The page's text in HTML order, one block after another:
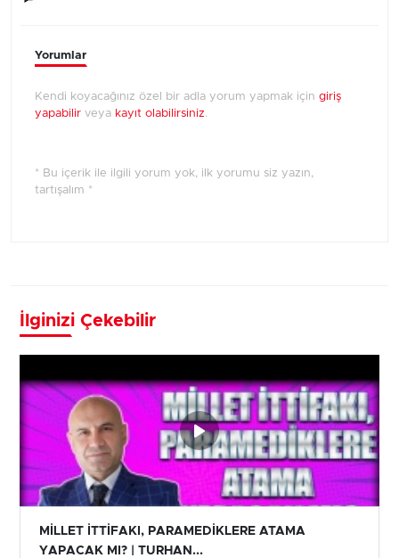
Yorumlar
Kendi koyacağınız özel bir adla yorum yapmak için giriş
yapabilir veya kayıt olabilirsiniz.
* Bu içerik ile ilgili yorum yok, ilk yorumu siz yazın,
tartışalım *
İlginizi Çekebilir
MİLLET İTTİFAKI, PARAMEDİKLERE ATAMA
YAPACAK MI? | TURHAN...